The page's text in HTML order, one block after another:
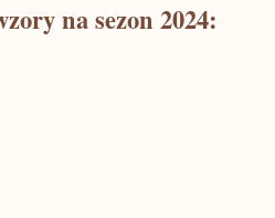
⁤na sezon ‍2024: